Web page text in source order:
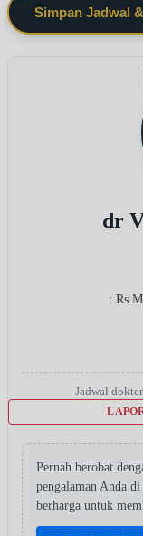
Simpan Jadwal
dr
: Rs
Jadwal
Pernah berobat
pengalaman Anda
berharga untuk